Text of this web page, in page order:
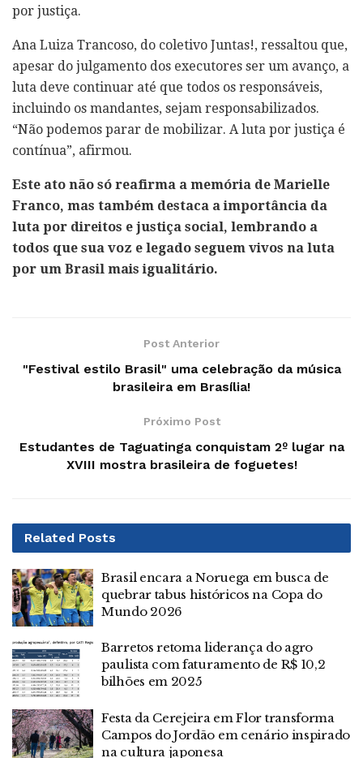
por justiça.
Ana Luiza Trancoso, do coletivo Juntas!, ressaltou que,
apesar do julgamento dos executores ser um avanço, a
luta deve continuar até que todos os responsáveis,
incluindo os mandantes, sejam responsabilizados.
“Não podemos parar de mobilizar. A luta por justiça é
contínua”, afirmou.
Este ato não só reafirma a memória de Marielle
Franco, mas também destaca a importância da
luta por direitos e justiça social, lembrando a
todos que sua voz e legado seguem vivos na luta
por um Brasil mais igualitário.
Post Anterior
"Festival estilo Brasil" uma celebração da música
brasileira em Brasília!
Próximo Post
Estudantes de Taguatinga conquistam 2º lugar na
XVIII mostra brasileira de foguetes!
Related Posts
Brasil encara a Noruega em busca de
quebrar tabus históricos na Copa do
Mundo 2026
Barretos retoma liderança do agro
paulista com faturamento de R$ 10,2
bilhões em 2025
Festa da Cerejeira em Flor transforma
Campos do Jordão em cenário inspirado
na cultura japonesa